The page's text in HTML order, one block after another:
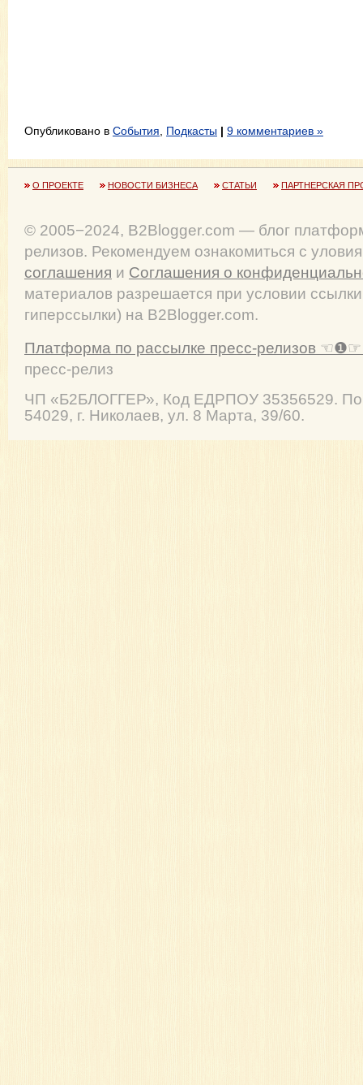
Опубликовано в События Подкасты | 9 комментариев »
О ПРОЕКТЕ НОВОСТИ БИЗНЕСА СТАТЬИ ПАРТНЕРСКАЯ
© 2005−2024, B2Blogger.com — блог
релизов. Рекомендуем ознакомиться с
соглашения и Соглашения о
материалов разрешается при условии
гиперссылки) на B2Blogger.com.
Платформа по рассылке пресс-релизов ☜❶☞
пресс-релиз
ЧП «Б2БЛОГГЕР», Код ЕДРПОУ 35356529.
54029, г. Николаев, ул. 8 Марта, 39/60.